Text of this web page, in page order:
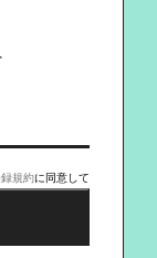
規約に同意して